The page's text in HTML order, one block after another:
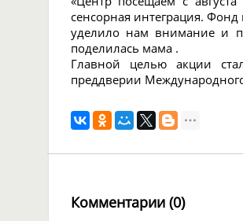
сенсорная интеграция.
уделило нам внимание и
поделилась мама .
Главной целью акции
преддверии
Комментарии (0)